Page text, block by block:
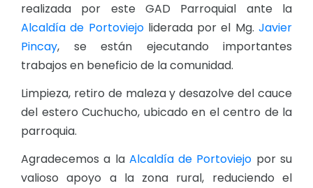
Procesos de contratación
Ejecución Presupuestaria
Obras y proyectos
realizada por este GAD Parroquial ante la
Alcaldía de Portoviejoliderada por el Mg.Javier
Pincay, se están ejecutando importantes
trabajos en beneficio de la comunidad.
Limpieza, retiro de maleza y desazolve del cauce
del estero Cuchucho, ubicado en el centro de la
parroquia.
Agradecemos a la Alcaldía de Portoviejo por su
valioso apoyo a la zona rural, reduciendo el